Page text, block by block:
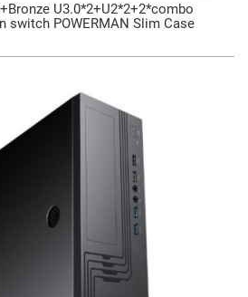
U3.0*2+U2*2+2*combo
switch POWERMAN Slim Case